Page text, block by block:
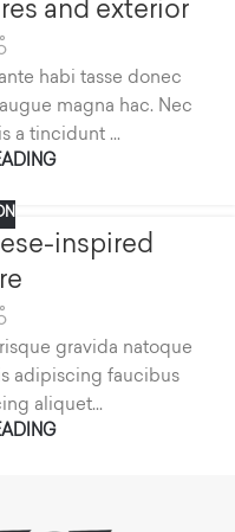
and exterior
habi tasse donec
magna hac. Nec
a tincidunt ...
inspired
gravida natoque
adipiscing faucibus
aliquet...